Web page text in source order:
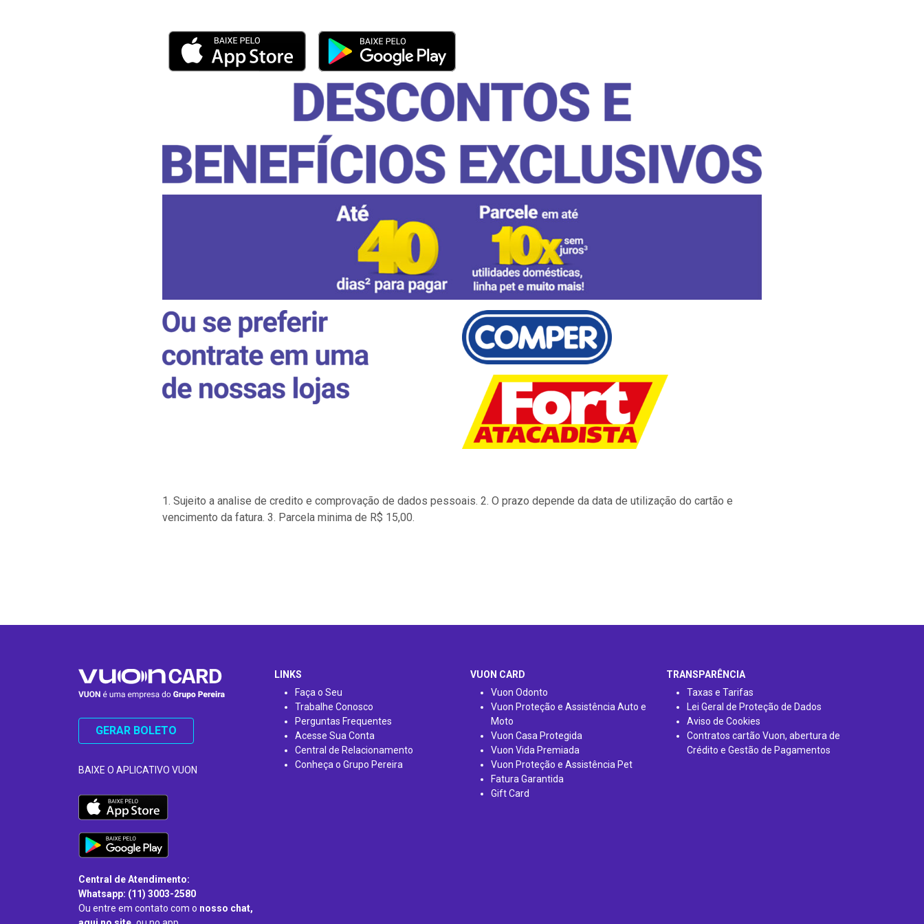
1. Sujeito a analise de credito e comprovação de dados pessoais. 2. O prazo depende da data de utilização do cartão e
vencimento da fatura. 3. Parcela minima de R$ 15,00.
GERAR BOLETO
BAIXE O APLICATIVO VUON
Central de Atendimento:
Whatsapp: (11) 3003-2580
Ou entre em contato com o nosso chat,
LINKS
Faça o Seu
Trabalhe Conosco
Perguntas Frequentes
Acesse Sua Conta
Central de Relacionamento
Conheça o Grupo Pereira
VUON CARD
Vuon Odonto
Vuon Proteção e Assistência Auto e
Moto
Vuon Casa Protegida
Vuon Vida Premiada
Vuon Proteção e Assistência Pet
Fatura Garantida
Gift Card
TRANSPARÊNCIA
Taxas e Tarifas
Lei Geral de Proteção de Dados
Aviso de Cookies
Contratos cartão Vuon, abertura de
Crédito e Gestão de Pagamentos